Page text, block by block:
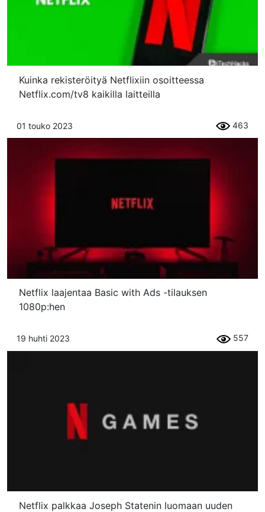
Kuinka rekisteröityä Netflixiin osoitteessa
Netflix.com/tv8 kaikilla laitteilla
01 touko 2023 463
Netflix laajentaa Basic with Ads -tilauksen
1080p:hen
19 huhti 2023 557
Netflix palkkaa Joseph Statenin luomaan uuden